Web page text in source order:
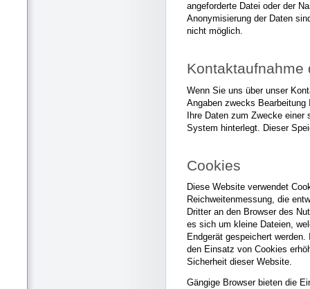
angeforderte Datei oder der
Anonymisierung der Daten
nicht möglich.
Kontaktaufnahme
Wenn Sie uns über unser
Angaben zwecks Bearbeitung
Ihre Daten zum Zwecke einer
System hinterlegt. Dieser
Cookies
Diese Website verwendet
Reichweitenmessung, die
Dritter an den Browser des
es sich um kleine Dateien,
Endgerät gespeichert
den Einsatz von Cookies
Sicherheit dieser Website.
Gängige Browser bieten die